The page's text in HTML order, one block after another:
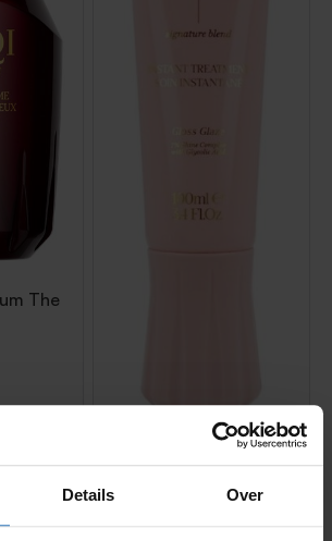
Details Over
The
NeqiTreatment